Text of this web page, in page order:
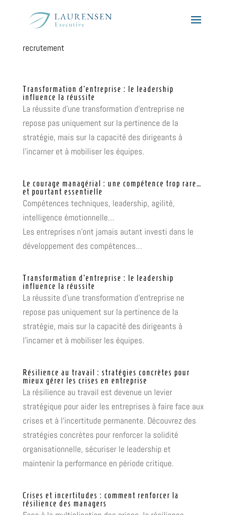
recrutement
Transformation d’entreprise : le leadership
influence la réussite
La réussite d’une transformation d’entreprise ne
repose pas uniquement sur la pertinence de la
stratégie, mais sur la capacité des dirigeants à
l’incarner et à mobiliser les équipes.
Le courage managérial : une compétence trop rare…
et pourtant essentielle
Compétences techniques, leadership, agilité,
intelligence émotionnelle…
Les entreprises n’ont jamais autant investi dans le
développement des compétences…
Transformation d’entreprise : le leadership
influence la réussite
La réussite d’une transformation d’entreprise ne
repose pas uniquement sur la pertinence de la
stratégie, mais sur la capacité des dirigeants à
l’incarner et à mobiliser les équipes.
Résilience au travail : stratégies concrètes pour
mieux gérer les crises en entreprise
La résilience au travail est devenue un levier
stratégique pour aider les entreprises à faire face aux
crises et à l’incertitude permanente. Découvrez des
stratégies concrètes pour renforcer la solidité
organisationnelle, sécuriser le leadership et
maintenir la performance en période critique.
Crises et incertitudes : comment renforcer la
résilience des managers